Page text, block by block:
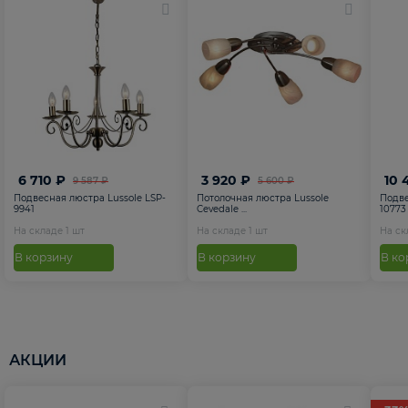
9 587 ₽
6 710 ₽
Подвесная люстра Lussole LSP-
9941
На складе 1 шт
В корзину
5 600 ₽
3 920 ₽
Потолочная люстра Lussole
Cevedale ...
На складе 1 шт
В корзину
10
10773
На
В
АКЦИИ